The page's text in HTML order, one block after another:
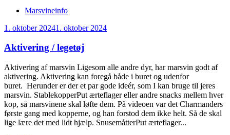
Marsvineinfo
1. oktober 20241. oktober 2024
Aktivering / legetøj
Aktivering af marsvin Ligesom alle andre dyr, har marsvin godt af
aktivering. Aktivering kan foregå både i buret og udenfor
buret. Herunder er der et par gode ideér, som I kan bruge til jeres
marsvin. StablekopperPut ærteflager eller andre snacks mellem hver
kop, så marsvinene skal løfte dem. På videoen var det Charmanders
første gang med kopperne, og han forstod dem ikke helt. Så de skal
lige lære det med lidt hjælp. SnusemåtterPut ærteflager...